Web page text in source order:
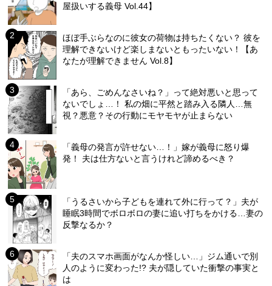
屋扱いする義母 Vol.44】
ほぼ手ぶらなのに彼女の荷物は持ちたくない？ 彼を
理解できないけど楽しまないともったいない！【あ
なたが理解できません Vol.8】
「あら、ごめんなさいね？」って絶対悪いと思って
ないでしょ…！ 私の畑に平然と踏み入る隣人…無
視？悪意？その行動にモヤモヤが止まらない
「義母の発言が許せない…！」嫁が義母に怒り爆
発！ 夫は仕方ないと言うけれど諦めるべき？
「うるさいから子どもを連れて外に行って？」夫が
睡眠3時間でボロボロの妻に追い打ちをかける…妻の
反撃なるか？
「夫のスマホ画面がなんか怪しい…」ジム通いで別
人のように変わった!? 夫が隠していた衝撃の事実と
は